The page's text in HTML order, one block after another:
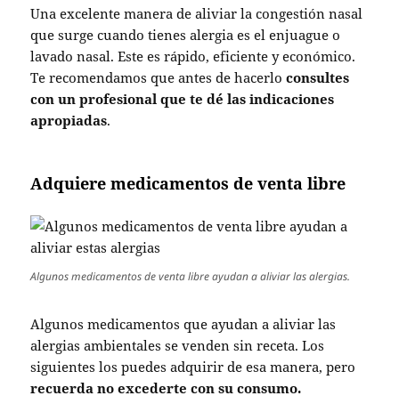
Una excelente manera de aliviar la congestión nasal
que surge cuando tienes alergia es el enjuague o
lavado nasal. Este es rápido, eficiente y económico.
Te recomendamos que antes de hacerloconsultes
con un profesional que te dé las indicaciones
apropiadas.
Adquiere medicamentos de venta libre
Algunos medicamentos de venta libre ayudan a aliviar las alergias.
Algunos medicamentos que ayudan a aliviar las
alergias ambientales se venden sin receta. Los
siguientes los puedes adquirir de esa manera, pero
recuerda no excederte con su consumo.